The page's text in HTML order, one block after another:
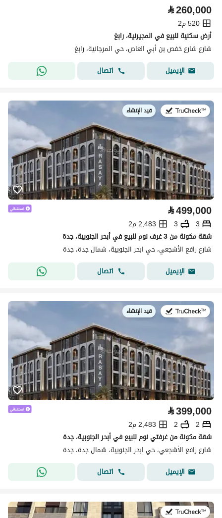
⃁260,000
520 م2
أرض سكنية للبيع في المجيرنية، رابغ
شارع شارع خفص بن أبي العاص، حي المرجانية، رابغ
الإيميل
اتصال
في:قيد الإنشاء
⃁499,000
3
3
2,483 م2
شقة مكونة من 3 غرف نوم للبيع في أبحر الجنوبية، جدة
شارع رافع الأشجعي، حي ابحر الجنوبية، شمال جدة، جدة
الإيميل
اتصال
في:قيد الإنشاء
⃁399,000
2
2
2,483 م2
شقة مكونة من غرفتي نوم للبيع في أبحر الجنوبية، جدة
شارع رافع الأشجعي، حي ابحر الجنوبية، شمال جدة، جدة
الإيميل
اتصال
في:26 يوليو 2026